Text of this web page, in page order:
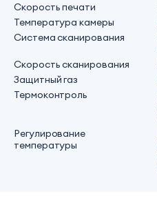
Скорость печати
Температура камеры
Система сканирования
Скорость сканирования
Защитный газ
Термоконтроль
Регулирование
температуры